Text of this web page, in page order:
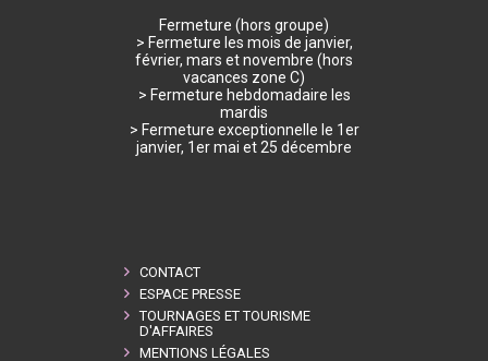
Fermeture (hors groupe)
> Fermeture les mois de janvier,
février, mars et novembre (hors
vacances zone C)
> Fermeture hebdomadaire les
mardis
> Fermeture exceptionnelle le 1er
janvier, 1er mai et 25 décembre
CONTACT
ESPACE PRESSE
TOURNAGES ET TOURISME
D'AFFAIRES
MENTIONS LÉGALES